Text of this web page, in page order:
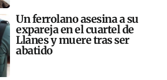
Un ferrolano asesina a su
expareja en el cuartel de
Llanes y muere tras ser
abatido